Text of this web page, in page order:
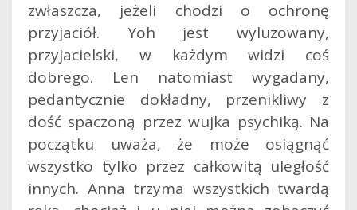
zwłaszcza, jeżeli chodzi o ochronę
przyjaciół. Yoh jest wyluzowany,
przyjacielski, w każdym widzi coś
dobrego. Len natomiast wygadany,
pedantycznie dokładny, przenikliwy z
dość spaczoną przez wujka psychiką. Na
początku uważa, że może osiągnąć
wszystko tylko przez całkowitą uległość
innych. Anna trzyma wszystkich twardą